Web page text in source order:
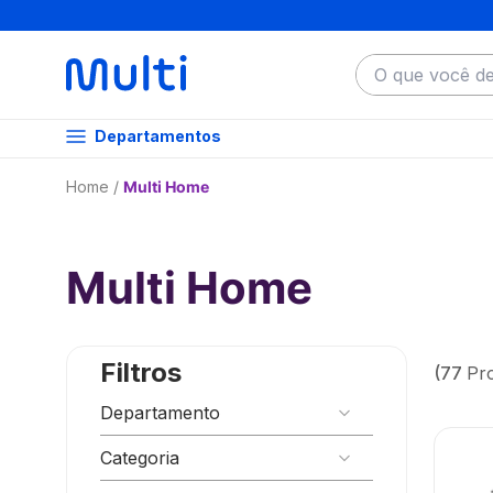
O que você
Departamentos
Multi Home
Multi Home
Filtros
Departamento
Multilaser
UP Home
Categoria
77